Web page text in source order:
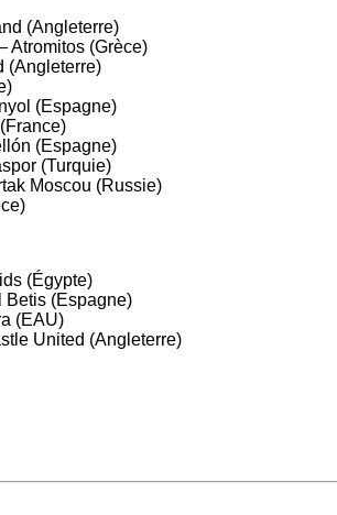
(Angleterre)
(Grèce)
(Angleterre)
(Espagne)
(Espagne)
(Turquie)
Moscou (Russie)
(Égypte)
(Espagne)
(EAU)
United (Angleterre)